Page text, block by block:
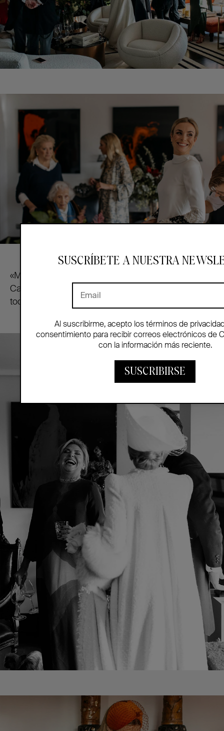
«Mi madre iba de
Carlota llevaba un vestido verde de
tocado de sombrerosConchitta
SUSCRÍBETE A NUESTRA
Al suscribirme, acepto los términos de
consentimiento para recibir correos electrónicos de
con la información más reciente.
SUSCRIBIRSE